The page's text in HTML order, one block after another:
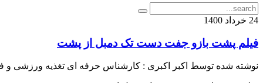
24 خرداد 1400
فیلم پشت بازو جفت دست تک دمبل از پشت
نوشته شده توسط اکبر اکبری : کارشناس حرفه ای تغذیه ورزشی و